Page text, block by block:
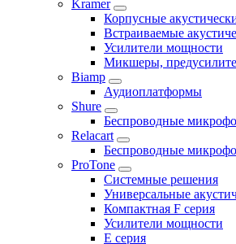
Kramer
Корпусные
Встраиваемые
Усилители мощности
Микшеры,
Biamp
Аудиоплатформы
Shure
Беспроводные
Relacart
Беспроводные
ProTone
Системные решения
Универсальные
Компактная F серия
Усилители мощности
E серия